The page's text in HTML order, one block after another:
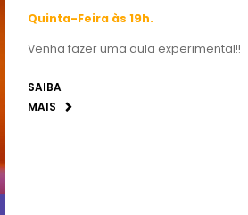
Quinta-Feira às 19h.
Venha fazer uma aula experimental!!
SAIBA
MAIS